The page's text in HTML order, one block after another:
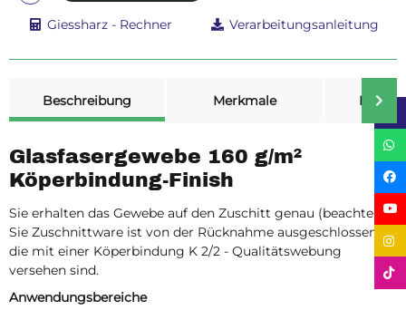
Giessharz - Rechner Verarbeitungsanleitung
Beschreibung
Merkmale
Glasfasergewebe 160 g/m²
Köperbindung-Finish
Sie erhalten das Gewebe auf den Zuschitt genau (beachten
Sie Zuschnittware ist von der Rücknahme ausgeschlossen)
die mit einer Köperbindung K 2/2 - Qualitätswebung
versehen sind.
Anwendungsbereiche